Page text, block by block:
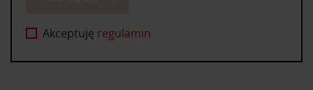
Akceptuję regulamin